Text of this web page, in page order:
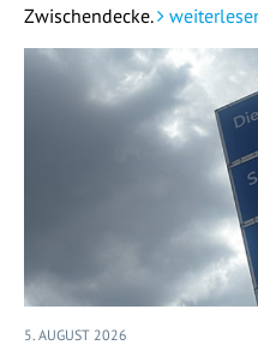
Zwischendecke.
5. AUGUST 2026